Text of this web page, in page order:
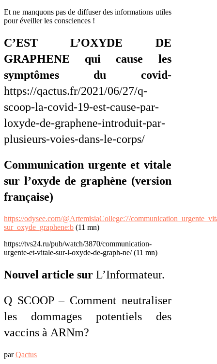
Et ne manquons pas de diffuser des informations utiles
pour éveiller les consciences !
C’EST L’OXYDE DE
GRAPHENE qui cause les
symptômes du covid-
https://qactus.fr/2021/06/27/q-
scoop-la-covid-19-est-cause-par-
loxyde-de-graphene-introduit-par-
plusieurs-voies-dans-le-corps/
Communication urgente et vitale
sur l’oxyde de graphène (version
française)
https://odysee.com/@ArtemisiaCollege:7/
sur_oxyde_graphene:b (11 mn)
https://tvs24.ru/pub/watch/3870/communication-
urgente-et-vitale-sur-l-oxyde-de-graph-ne/ (11 mn)
Nouvel article sur L’Informateur.
Q SCOOP – Comment neutraliser
les dommages potentiels des
vaccins à ARNm?
parQactus